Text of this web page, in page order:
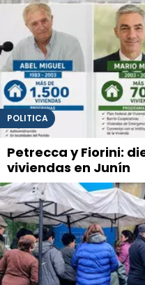
POLITICA
Petrecca y Fiorini:
viviendas en Junín